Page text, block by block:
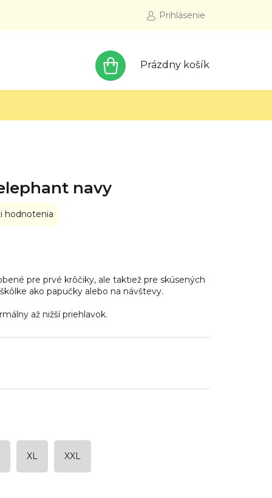
Prihlásenie
KOŠÍK
Prázdny košík
navy
XL XXL
pre prvé krôčiky, ale taktiež pre skúsených
ako papučky alebo na návštevy.
až nižší priehlavok.
hodnotenia